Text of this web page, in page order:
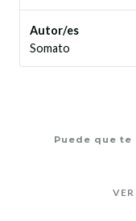
Autor/es
Somato
Puede que